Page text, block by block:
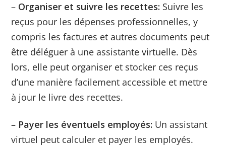
– Organiser et suivre les recettes: Suivre les
reçus pour les dépenses professionnelles, y
compris les factures et autres documents peut
être déléguer à une assistante virtuelle. Dès
lors, elle peut organiser et stocker ces reçus
d’une manière facilement accessible et mettre
à jour le livre des recettes.
– Payer les éventuels employés: Un assistant
virtuel peut calculer et payer les employés.